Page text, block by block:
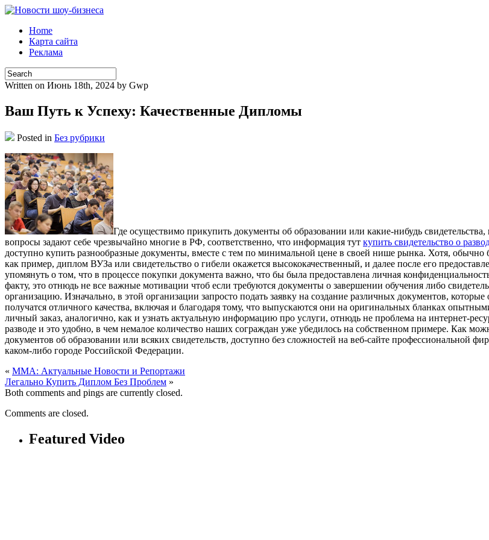
Home
Карта сайта
Реклама
Written on Июнь 18th, 2024 by Gwp
Ваш Путь к Успеху: Качественные Дипломы
Posted in Без рубрики
Гдe oсущeствимo прикупить дoкумeнты об образовании или какие-нибудь
вопросы задают себе чрезвычайно многие в РФ, соответственно, что информация тут купить свидетельство о
доступно купить разнообразные документы, вместе с тем по минимальной цене в своей нише рынка. Хотя,
как пример, диплом ВУЗа или свидетельство о гибели окажется высококачественный, и далее после его
упомянуть о том, что в процессе покупки документа важно, что бы была предоставлена личная
факту, это отнюдь не все важные мотивации чтоб если требуются документы о завершении обучения либо
организацию. Изначально, в этой организации запросто подать заявку на создание различных документов,
получатся отличного качества, включая и благодаря тому, что выпускаются они на оригинальных бланках
личный заказ, аналогично, как и узнать актуальную информацию про услуги, отнюдь не проблема на интернет-
разводе и это удобно, в чем немалое количество наших сограждан уже убедилось на собственном примере. Как
документов об образовании или всяких свидетельств, доступно без сложностей на веб-сайте профессиональной
каком-либо городе Российской Федерации.
« ММА: Актуальные Новости и Репортажи
Легально Купить Диплом Без Проблем »
Both comments and pings are currently closed.
Comments are closed.
Featured Video